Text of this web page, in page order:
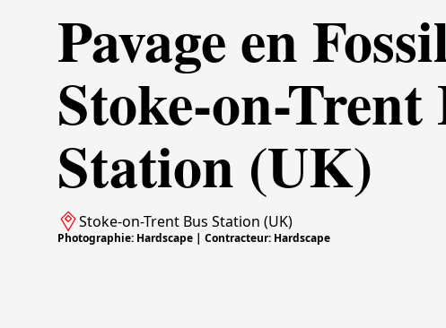
Pavage en
Stoke-on-Trent
Station (UK)
Stoke-on-Trent Bus Station (UK)
Photographie: Hardscape | Contracteur: Hardscape